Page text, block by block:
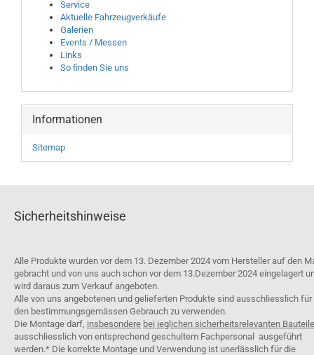
Service
Aktuelle Fahrzeugverkäufe
Galerien
Events / Messen
Links
So finden Sie uns
Informationen
Sitemap
Sicherheitshinweise
Alle Produkte wurden vor dem 13. Dezember 2024 vom Hersteller auf den
gebracht und von uns auch schon vor dem 13.Dezember 2024 eingelagert
wird daraus zum Verkauf angeboten.
Alle von uns angebotenen und gelieferten Produkte sind ausschliesslich für
den bestimmungsgemässen Gebrauch zu verwenden.
Die Montage darf, insbesondere bei jeglichen sicherheitsrelevanten
ausschliesslich von entsprechend geschultem Fachpersonal ausgeführt
werden.* Die korrekte Montage und Verwendung ist unerlässlich für die